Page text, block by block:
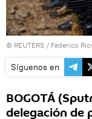
© REUTERS / Federico
Síguenos en
BOGOTÁ
delegación de